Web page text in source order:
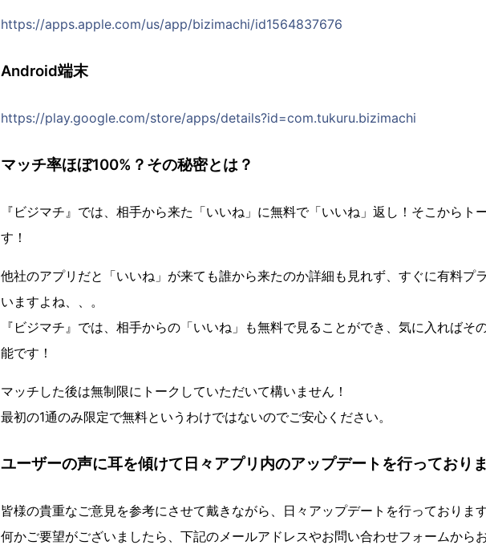
https://apps.apple.com/us/app/bizimachi/id1564837676
Android端末
https://play.google.com/store/apps/details?id=com.tukuru.bizimachi
マッチ率ほぼ100%？その秘密とは？
『ビジマチ』では、相手から来た「いいね」に無料で「いいね」返し！そこからト
す！
他社のアプリだと「いいね」が来ても誰から来たのか詳細も見れず、すぐに有料プ
いますよね、、。
『ビジマチ』では、相手からの「いいね」も無料で見ることができ、気に入ればそ
能です！
マッチした後は無制限にトークしていただいて構いません！
最初の1通のみ限定で無料というわけではないのでご安心ください。
ユーザーの声に耳を傾けて日々アプリ内のアップデートを行っておりま
皆様の貴重なご意見を参考にさせて戴きながら、日々アップデートを行っております
何かご要望がございましたら、下記のメールアドレスやお問い合わせフォームから